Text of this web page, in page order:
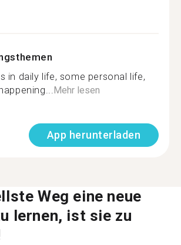
in daily life, some personal life,
Mehr lesen
App herunterladen
Weg eine neue
lernen, ist sie zu